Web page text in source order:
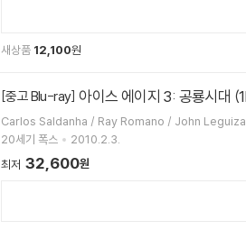
새상품 12,100원
[중고 Blu-ray] 아이스 에이지 3: 공룡시대
20세기 폭스
2010.2.3.
최저 32,600원